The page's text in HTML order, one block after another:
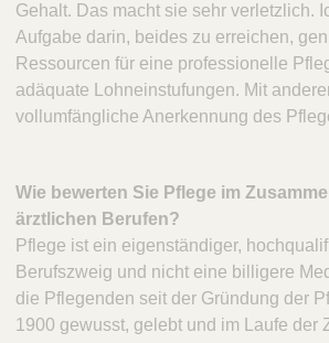
Gehalt. Das macht sie sehr verletzlich.
Aufgabe darin, beides zu erreichen,
Ressourcen für eine professionelle
adäquate Lohneinstufungen. Mit
vollumfängliche Anerkennung des
Wie bewerten Sie Pflege im
ärztlichen Berufen?
Pflege ist ein eigenständiger,
Berufszweig und nicht eine billigere
die Pflegenden seit der Gründung der
1900 gewusst, gelebt und im Laufe der